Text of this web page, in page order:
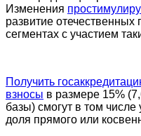
Изменения
развитие
сегментах с участием
Получить
взносы в размере 15%
базы) смогут в том числе
доля прямого или